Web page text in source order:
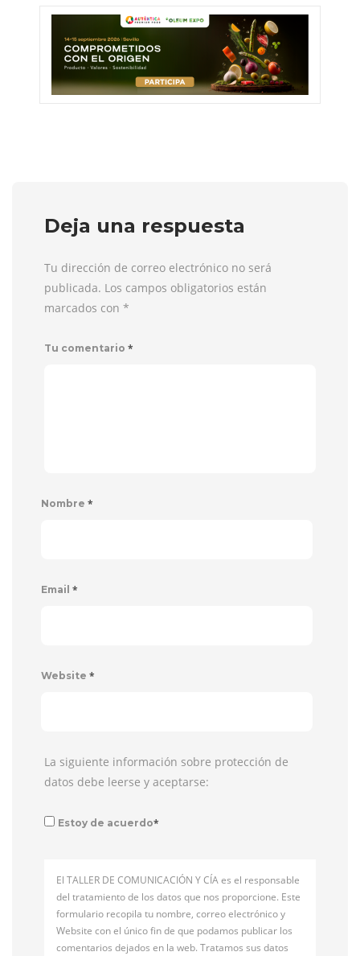
Deja una respuesta
Tu dirección de correo electrónico no será
publicada. Los campos obligatorios están
marcados con *
Tu comentario *
Nombre *
Email *
Website *
La siguiente información sobre protección de
datos debe leerse y aceptarse:
Estoy de acuerdo*
El TALLER DE COMUNICACIÓN Y CÍA es el responsable
del tratamiento de los datos que nos proporcione. Este
formulario recopila tu nombre, correo electrónico y
Website con el único fin de que podamos publicar los
comentarios dejados en la web. Tratamos sus datos